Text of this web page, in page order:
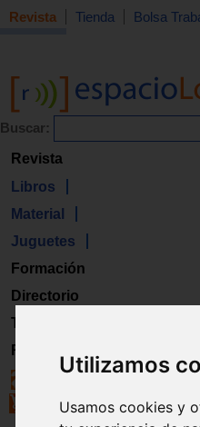
Utilizamos
Usamos cookies y
Revista Tienda Bolsa
Buscar:
Revista
Libros
Material
Juguetes
Formación
Directorio
Trabajo
Registro